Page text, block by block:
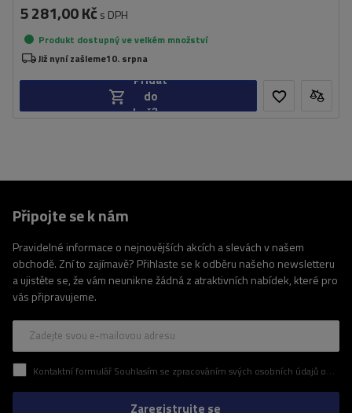
5 281,00 Kč s DPH
Produkt dostupný ve velkém množství
Již nyní zašleme10. srpna
Přidat
do
košíku
Připojte se k nám
Pravidelné informace o nejnovějších akcích a slevách v našem
obchodě. Zní to zajímavě? Přihlaste se k odběru našeho newsletteru
a ujistěte se, že vám neunikne žádná z atraktivních nabídek, které pro
vás připravujeme.
Zadejte svou e-mailovou adresu
Kontaktní formulář Souhlasím se zpracováním svých osobních údajů obsažených v kontaktním formuláři v souladu s nařízením Evropského parlamentu a Rady (EU)
Zaregistrujte se